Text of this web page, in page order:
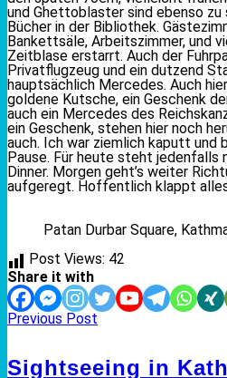
und Ghettoblaster sind ebenso zu
Bücher in der Bibliothek.
Bankettsäle, Arbeitszimmer, und
Zeitblase erstarrt. Auch der
Privatflugzeug und ein dutzend
hauptsächlich Mercedes. Auch
goldene Kutsche, ein Geschenk
auch ein Mercedes des
ein Geschenk, stehen hier noch
auch. Ich war ziemlich kaputt und
Pause. Für heute steht jedenfalls
Dinner. Morgen geht’s weiter
aufgeregt. Hoffentlich klappt
Patan Durbar Square,
Post Views: 42
Share it with
Previous Post
Sightseeing in